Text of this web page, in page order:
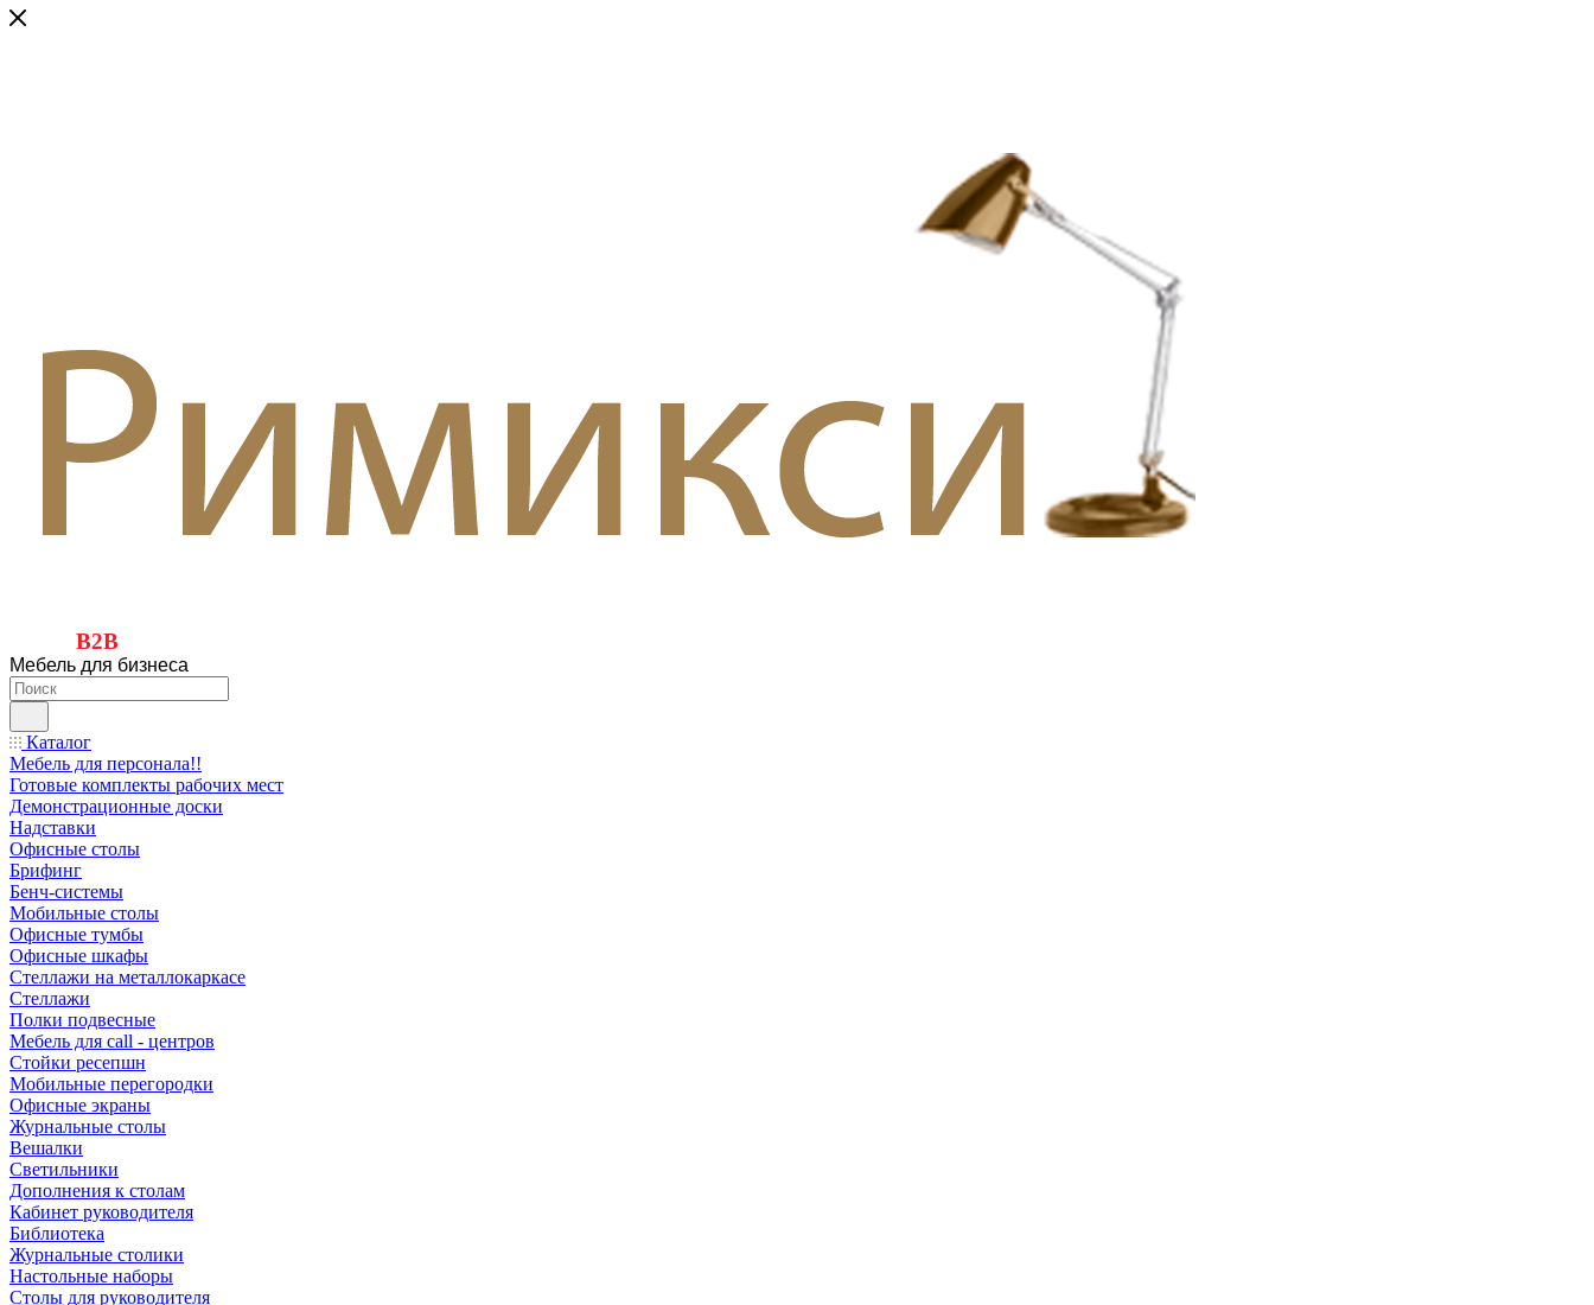
B2B
Мебель для бизнеса
Каталог
Мебель для персонала!!
Готовые комплекты рабочих мест
Демонстрационные доски
Надставки
Офисные столы
Брифинг
Бенч-системы
Мобильные столы
Офисные тумбы
Офисные шкафы
Стеллажи на металлокаркасе
Стеллажи
Полки подвесные
Мебель для call - центров
Стойки ресепшн
Мобильные перегородки
Офисные экраны
Журнальные столы
Вешалки
Светильники
Дополнения к столам
Кабинет руководителя
Библиотека
Журнальные столики
Настольные наборы
Столы для руководителя